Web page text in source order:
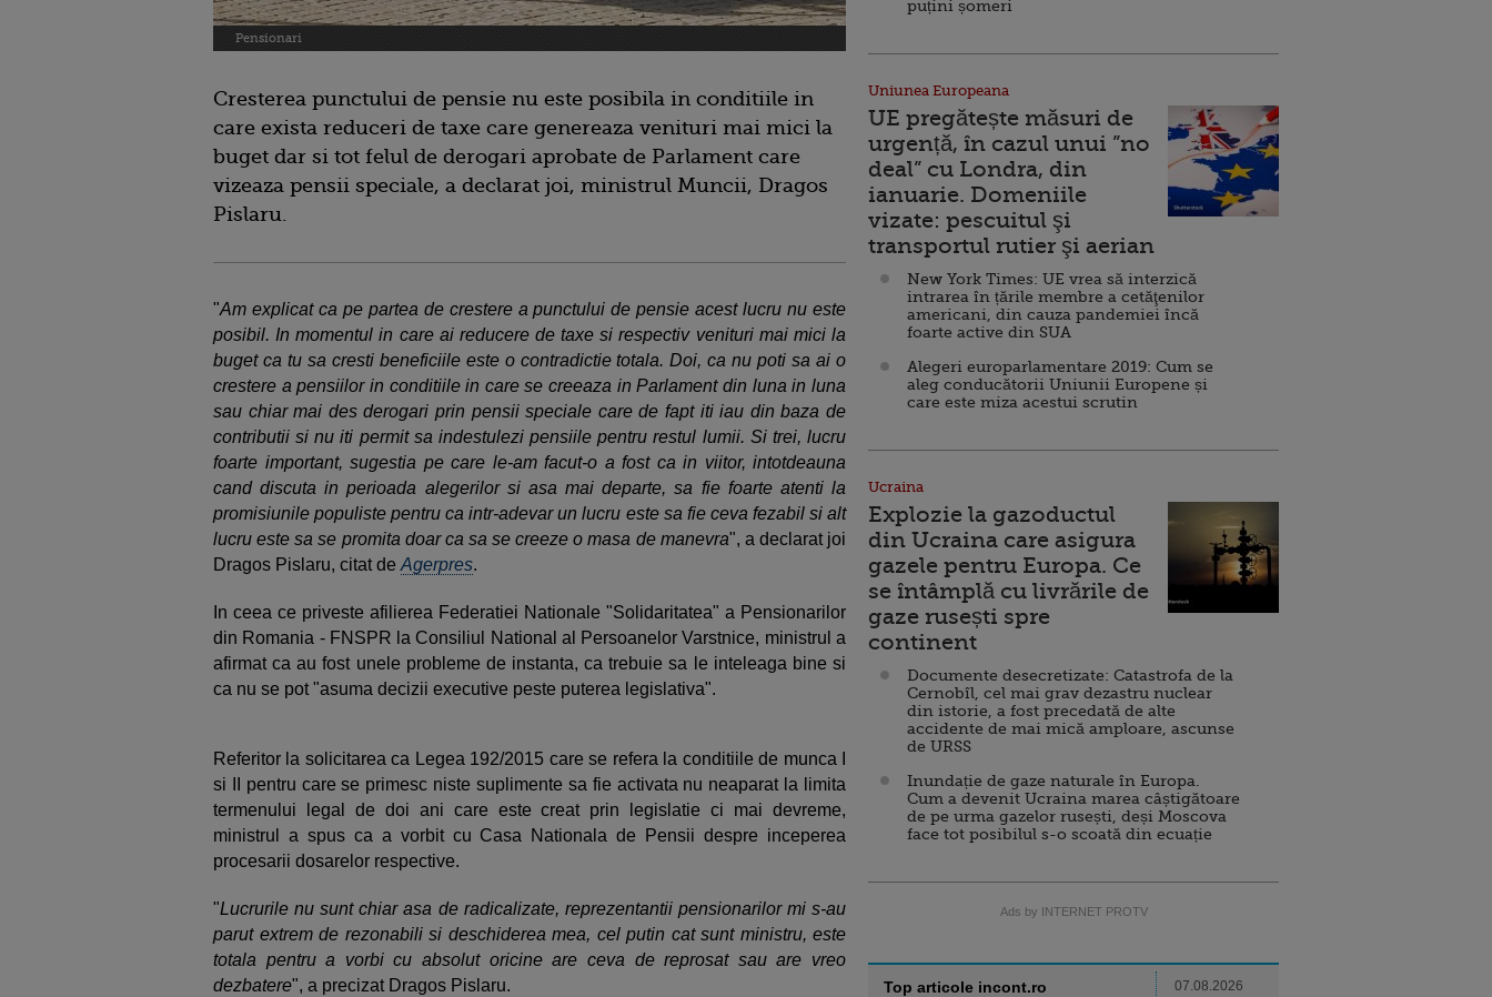
Pensionari
Cresterea punctului de pensie nu este posibila in conditiile in
care exista reduceri de taxe care genereaza venituri mai mici la
buget dar si tot felul de derogari aprobate de Parlament care
vizeaza pensii speciale, a declarat joi, ministrul Muncii, Dragos
Pislaru.
"Am explicat ca pe partea de crestere a punctului de pensie acest lucru nu este
posibil. In momentul in care ai reducere de taxe si respectiv venituri mai mici la
buget ca tu sa cresti beneficiile este o contradictie totala. Doi, ca nu poti sa ai o
crestere a pensiilor in conditiile in care se creeaza in Parlament din luna in luna
sau chiar mai des derogari prin pensii speciale care de fapt iti iau din baza de
contributii si nu iti permit sa indestulezi pensiile pentru restul lumii. Si trei, lucru
foarte important, sugestia pe care le-am facut-o a fost ca in viitor, intotdeauna
cand discuta in perioada alegerilor si asa mai departe, sa fie foarte atenti la
promisiunile populiste pentru ca intr-adevar un lucru este sa fie ceva fezabil si alt
lucru este sa se promita doar ca sa se creeze o masa de manevra", a declarat joi
Dragos Pislaru, citat de Agerpres.
In ceea ce priveste afilierea Federatiei Nationale "Solidaritatea" a Pensionarilor
din Romania - FNSPR la Consiliul National al Persoanelor Varstnice, ministrul a
afirmat ca au fost unele probleme de instanta, ca trebuie sa le inteleaga bine si
ca nu se pot "asuma decizii executive peste puterea legislativa".
Referitor la solicitarea ca Legea 192/2015 care se refera la conditiile de munca I
si II pentru care se primesc niste suplimente sa fie activata nu neaparat la limita
termenului legal de doi ani care este creat prin legislatie ci mai devreme,
ministrul a spus ca a vorbit cu Casa Nationala de Pensii despre inceperea
procesarii dosarelor respective.
"Lucrurile nu sunt chiar asa de radicalizate, reprezentantii pensionarilor mi s-au
parut extrem de rezonabili si deschiderea mea, cel putin cat sunt ministru, este
totala pentru a vorbi cu absolut oricine are ceva de reprosat sau are vreo
dezbatere", a precizat Dragos Pislaru.
puțini șomeri
Uniunea Europeana
UE pregătește măsuri de
urgență, în cazul unui ”no
deal” cu Londra, din
ianuarie. Domeniile
vizate: pescuitul şi
transportul rutier şi aerian
New York Times: UE vrea să interzică
intrarea în țările membre a cetăţenilor
americani, din cauza pandemiei încă
foarte active din SUA
Alegeri europarlamentare 2019: Cum se
aleg conducătorii Uniunii Europene și
care este miza acestui scrutin
Ucraina
Explozie la gazoductul
din Ucraina care asigura
gazele pentru Europa. Ce
se întâmplă cu livrările de
gaze rusești spre
continent
Documente desecretizate: Catastrofa de la
Cernobîl, cel mai grav dezastru nuclear
din istorie, a fost precedată de alte
accidente de mai mică amploare, ascunse
de URSS
Inundație de gaze naturale în Europa.
Cum a devenit Ucraina marea câștigătoare
de pe urma gazelor rusești, deși Moscova
face tot posibilul s-o scoată din ecuație
Ads by INTERNET PROTV
Top articole incont.ro 07.08.2026